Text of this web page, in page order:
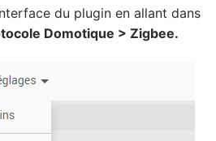
du plugin en allant dans
Domotique > Zigbee.